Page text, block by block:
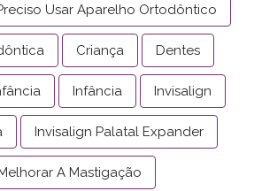
Usar Aparelho Ortodôntico
Criança Dentes
Infância Invisalign
Invisalign Palatal Expander
A Mastigação